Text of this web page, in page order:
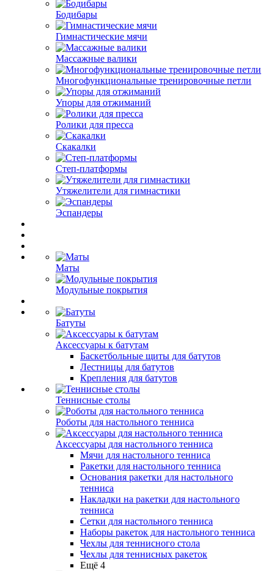
Бодибары
Гимнастические мячи
Массажные валики
Многофункциональные тренировочные петли
Упоры для отжиманий
Ролики для пресса
Скакалки
Степ-платформы
Утяжелители для гимнастики
Эспандеры
Маты
Модульные покрытия
Батуты
Аксессуары к батутам
Баскетбольные щиты для батутов
Лестницы для батутов
Крепления для батутов
Теннисные столы
Роботы для настольного тенниса
Аксессуары для настольного тенниса
Мячи для настольного тенниса
Ракетки для настольного тенниса
Основания ракетки для настольного
тенниса
Накладки на ракетки для настольного
тенниса
Сетки для настольного тенниса
Наборы ракеток для настольного тенниса
Чехлы для теннисного стола
Чехлы для теннисных ракеток
Ещё 4